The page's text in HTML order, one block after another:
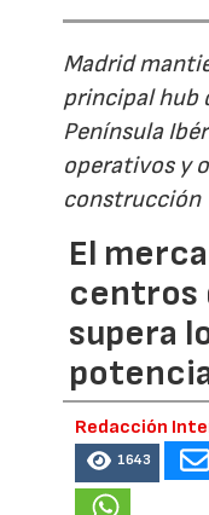
Madrid
principal hub
Península
operativos y
construcción
El
centros
supera
Redacción
1643